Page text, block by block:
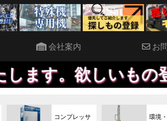
会社案内 お
の登録していただ
コンプレッサ
環境